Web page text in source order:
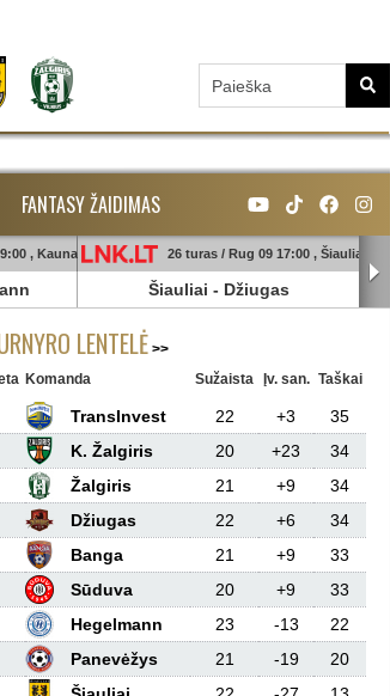
FANTASY ŽAIDIMAS
, Kaunas 26 turas / Rug 09 17:00 , Šiauliai
Šiauliai - Džiugas
LENTELĖ
Komanda Sužaista Įv. san. Taškai
TransInvest 22 +3
35
K. Žalgiris 20 +23
34
Žalgiris 21 +9
34
Džiugas 22 +6
34
Banga 21 +9
33
Sūduva 20 +9
33
Hegelmann 23 -13
22
Panevėžys 21 -19
20